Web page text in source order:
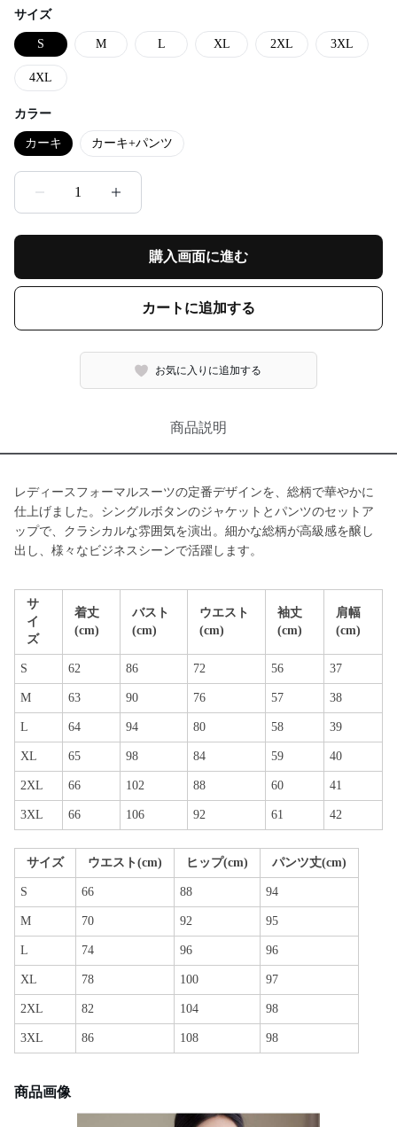
サイズ
S M L XL 2XL 3XL
4XL
カラー
カーキ カーキ+パンツ
1
購入画面に進む
カートに追加する
お気に入りに追加する
商品説明
レディースフォーマルスーツの定番デザインを、総柄で華やかに
仕上げました。シングルボタンのジャケットとパンツのセットア
ップで、クラシカルな雰囲気を演出。細かな総柄が高級感を醸し
出し、様々なビジネスシーンで活躍します。
サ
イ
ズ
着丈
(cm)
バスト
(cm)
ウエスト
(cm)
袖丈
(cm)
肩幅
(cm)
S 62 86 72 56 37
M 63 90 76 57 38
L 64 94 80 58 39
XL 65 98 84 59 40
2XL 66 102 88 60 41
3XL 66 106 92 61 42
サイズ ウエスト(cm) ヒップ(cm) パンツ丈(cm)
S 66 88 94
M 70 92 95
L 74 96 96
XL 78 100 97
2XL 82 104 98
3XL 86 108 98
商品画像